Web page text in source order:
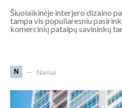
Šiuolaikinėje interjero dizaino
tampa vis populiaresniu
komercinių patalpų savininkų
N Namai